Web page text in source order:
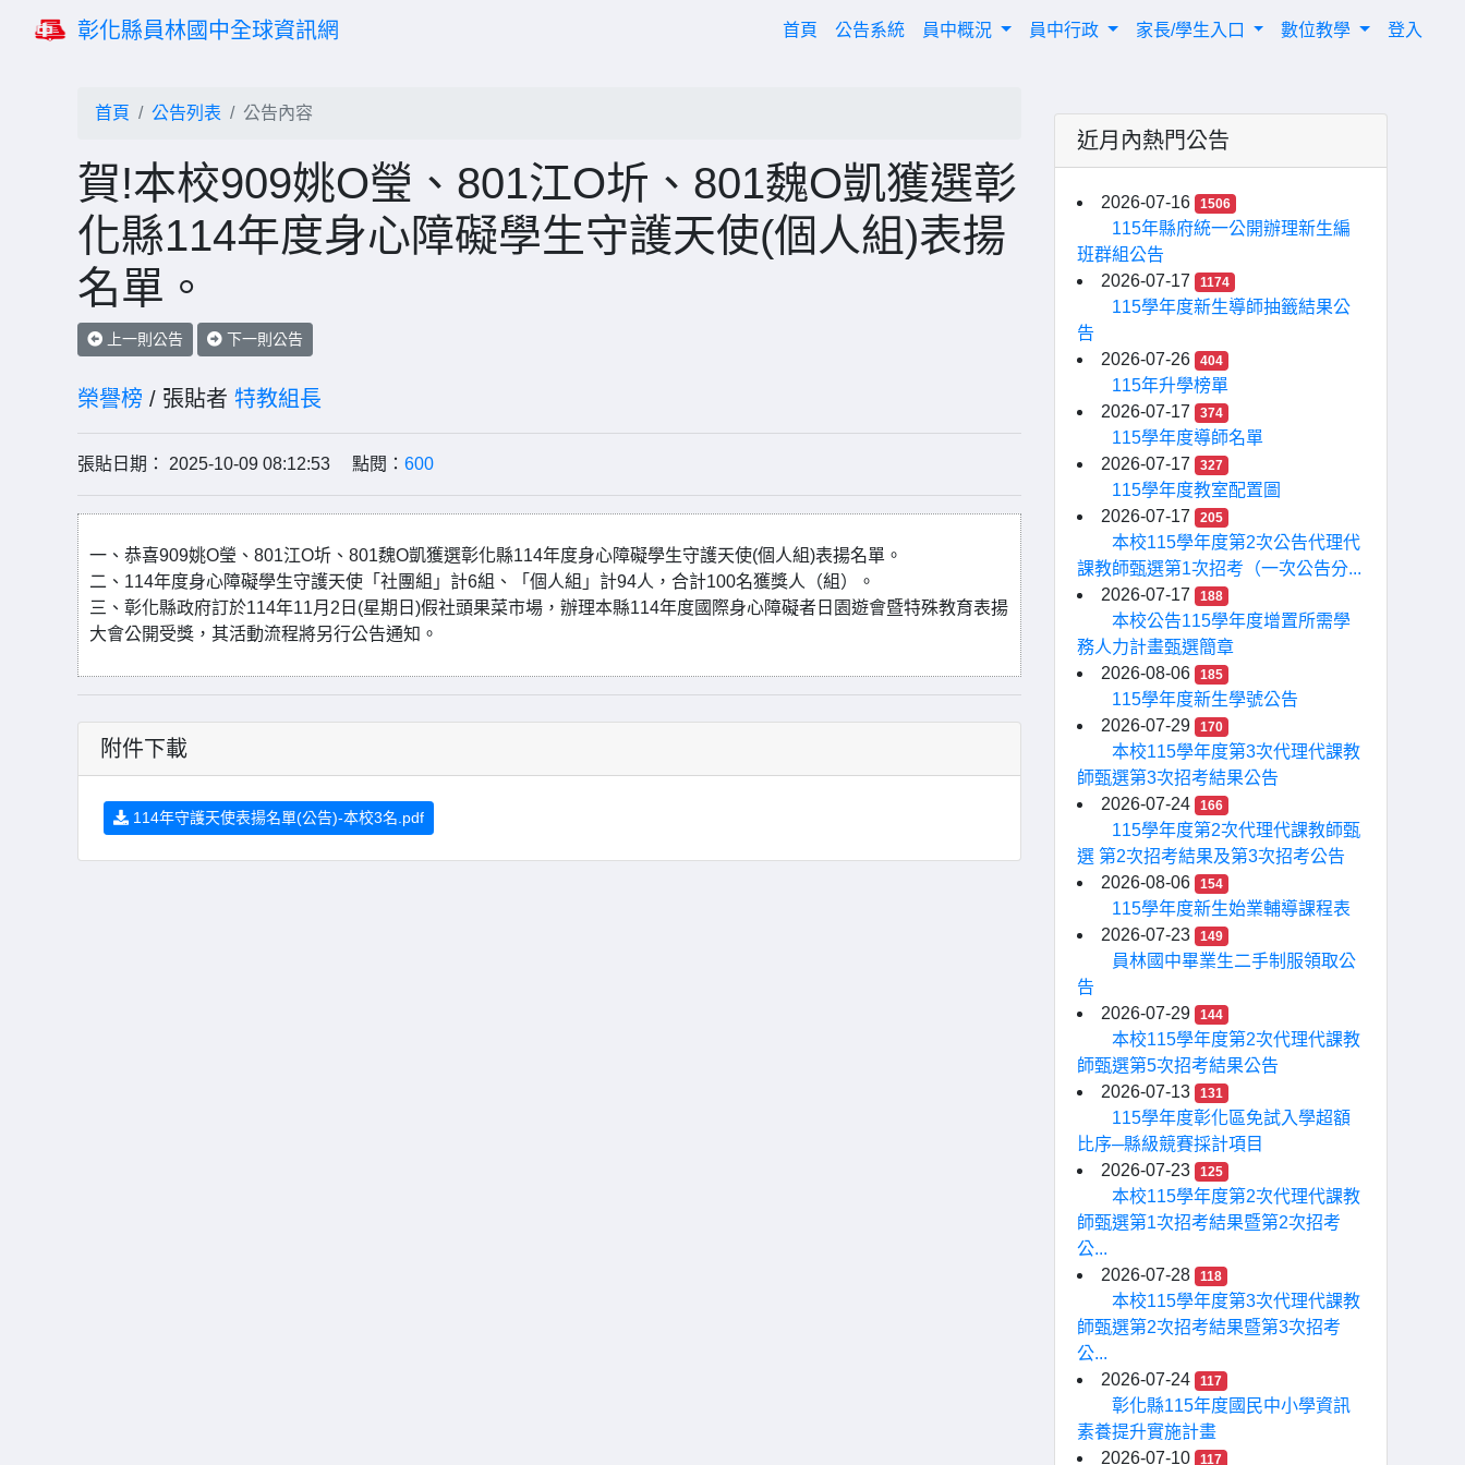
彰化縣員林國中全球資訊網 首頁 (current)
公告系統 員中概況 員中行政 家長/學生入口 數位教學 登入
首頁 公告列表 公告內容
賀!本校909姚O瑩、801江O圻、801魏O凱獲選彰
化縣114年度身心障礙學生守護天使(個人組)表揚
名單。
上一則公告 下一則公告
榮譽榜 / 張貼者 特教組長
張貼日期： 2025-10-09 08:12:53 點閱： 600
一、恭喜909姚O瑩、801江O圻、801魏O凱獲選彰化縣114年度身心障礙學生守護天使(個人組)表揚名單。
二、114年度身心障礙學生守護天使「社團組」計6組、「個人組」計94人，合計100名獲獎人（組）。
三、彰化縣政府訂於114年11月2日(星期日)假社頭果菜市場，辦理本縣114年度國際身心障礙者日園遊會暨特殊教育表揚
大會公開受獎，其活動流程將另行公告通知。
附件下載
114年守護天使表揚名單(公告)-本校3名.pdf
近月內熱門公告
2026-07-16 1506
115年縣府統一公開辦理新生編
班群組公告
2026-07-17
1174
115學年度新生導師抽籤結果公
告
2026-07-26
404
115年升學榜單
2026-07-17
374
115學年度導師名單
2026-07-17
327
115學年度教室配置圖
2026-07-17
205
本校115學年度第2次公告代理代
課教師甄選第1次招考（一次公告分...
2026-07-17
188
本校公告115學年度增置所需學
務人力計畫甄選簡章
2026-08-06
185
115學年度新生學號公告
2026-07-29
170
本校115學年度第3次代理代課教
師甄選第3次招考結果公告
2026-07-24
166
115學年度第2次代理代課教師甄
選 第2次招考結果及第3次招考公告
2026-08-06
154
115學年度新生始業輔導課程表
2026-07-23
149
員林國中畢業生二手制服領取公
告
2026-07-29
144
本校115學年度第2次代理代課教
師甄選第5次招考結果公告
2026-07-13
131
115學年度彰化區免試入學超額
比序─縣級競賽採計項目
2026-07-23
125
本校115學年度第2次代理代課教
師甄選第1次招考結果暨第2次招考
公...
2026-07-28
118
本校115學年度第3次代理代課教
師甄選第2次招考結果暨第3次招考
公...
2026-07-24
117
彰化縣115年度國民中小學資訊
素養提升實施計畫
2026-07-10
117